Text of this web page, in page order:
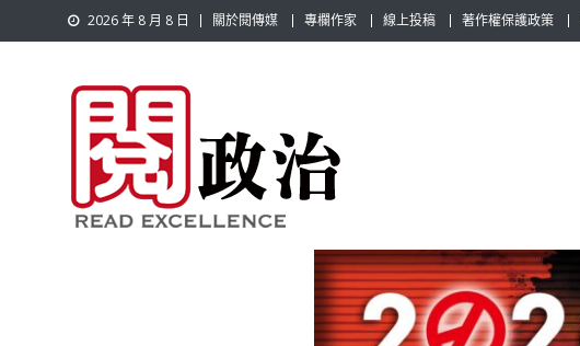
to
2026 年 8 月 8 日 關於閱傳媒 專欄作家 線上投稿 著作權保護政策
閱政治 Read Gov News